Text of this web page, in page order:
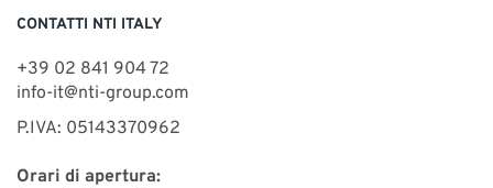
CONTATTI NTI ITALY
+39 02 841 904 72
info-it@nti-group.com
P.IVA: 05143370962
Orari di apertura: